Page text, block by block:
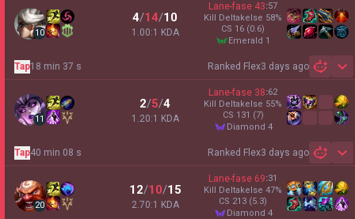
10
4/14/10
1.00:1 KDA
Lane-fase 43:57
Kill Deltakelse 58%
CS 16 (0.6)
emerald 1
Ranked Flex3 days ago
Tap18 min 37 s
11
2/5/4
1.20:1 KDA
Lane-fase 38:62
Kill Deltakelse 55%
CS 131 (7)
diamond 4
Ranked Flex3 days ago
Tap40 min 08 s
20
12/10/15
2.70:1 KDA
Lane-fase 69:31
Kill Deltakelse 47%
CS 213 (5.3)
diamond 4